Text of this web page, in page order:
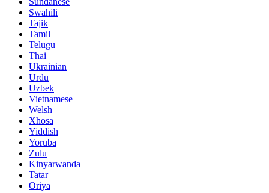
Swahili
Tajik
Tamil
Telugu
Thai
Ukrainian
Urdu
Uzbek
Vietnamese
Welsh
Xhosa
Yiddish
Yoruba
Zulu
Kinyarwanda
Tatar
Oriya